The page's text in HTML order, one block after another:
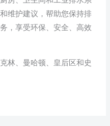
维护建议，帮助您保持排
，享受环保、安全、高效
林、曼哈顿、皇后区和史